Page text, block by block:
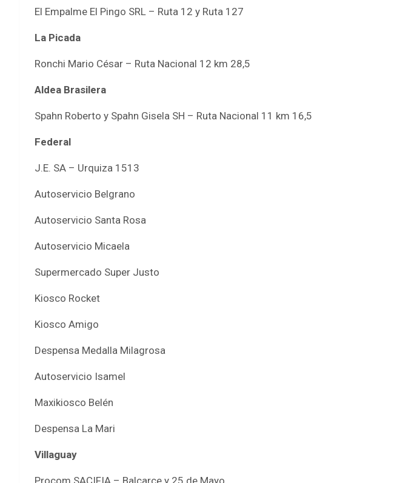
El Empalme El Pingo SRL – Ruta 12 y Ruta 127
La Picada
Ronchi Mario César – Ruta Nacional 12 km 28,5
Aldea Brasilera
Spahn Roberto y Spahn Gisela SH – Ruta Nacional 11 km 16,5
Federal
J.E. SA – Urquiza 1513
Autoservicio Belgrano
Autoservicio Santa Rosa
Autoservicio Micaela
Supermercado Super Justo
Kiosco Rocket
Kiosco Amigo
Despensa Medalla Milagrosa
Autoservicio Isamel
Maxikiosco Belén
Despensa La Mari
Villaguay